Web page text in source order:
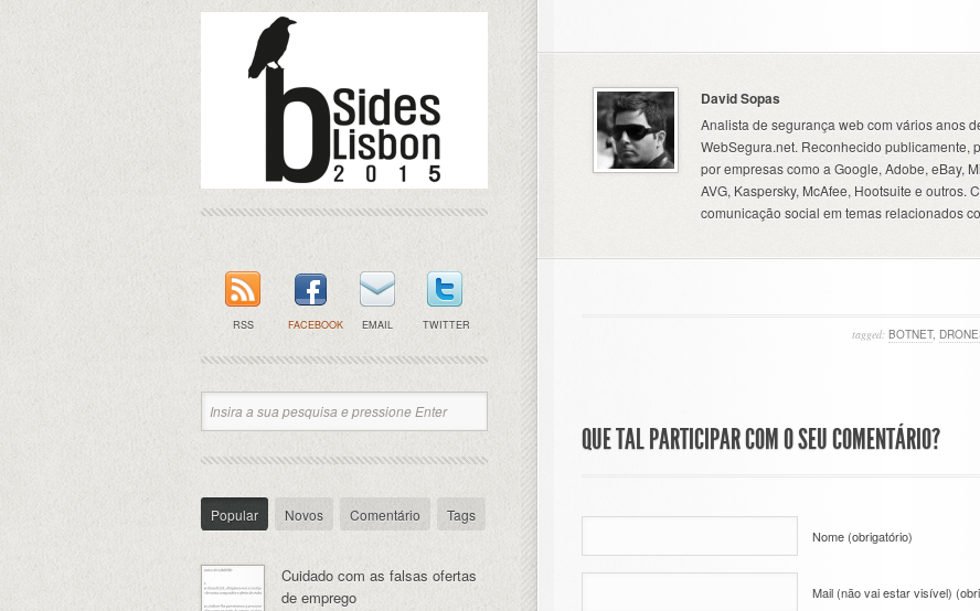
David Sopas
Analista de segurança web com vários anos
WebSegura.net. Reconhecido publicamente,
por empresas como a Google, Adobe, eBay,
AVG, Kaspersky, McAfee, Hootsuite e outros.
comunicação social em temas relacionados
tagged: BOTNET,
QUE TAL PARTICIPAR COM O SEU COMENTÁRIO?
Nome (obrigatório)
Mail (não vai estar visível)
RSS FACEBOOK EMAIL TWITTER
Popular Novos Comentário Tags
Cuidado com as falsas ofertas
de emprego